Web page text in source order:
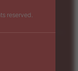
reserved.